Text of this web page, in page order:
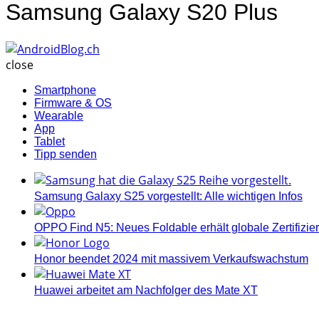
Samsung Galaxy S20 Plus
close
Smartphone
Firmware & OS
Wearable
App
Tablet
Tipp senden
Samsung Galaxy S25 vorgestellt: Alle wichtigen Infos
OPPO Find N5: Neues Foldable erhält globale
Honor beendet 2024 mit massivem Verkaufswachstum
Huawei arbeitet am Nachfolger des Mate XT